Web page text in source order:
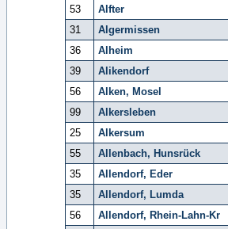
53
Alfter
31
Algermissen
36
Alheim
39
Alikendorf
56
Alken, Mosel
99
Alkersleben
25
Alkersum
55
Allenbach, Hunsrück
35
Allendorf, Eder
35
Allendorf, Lumda
56
Allendorf, Rhein-Lahn-Kr